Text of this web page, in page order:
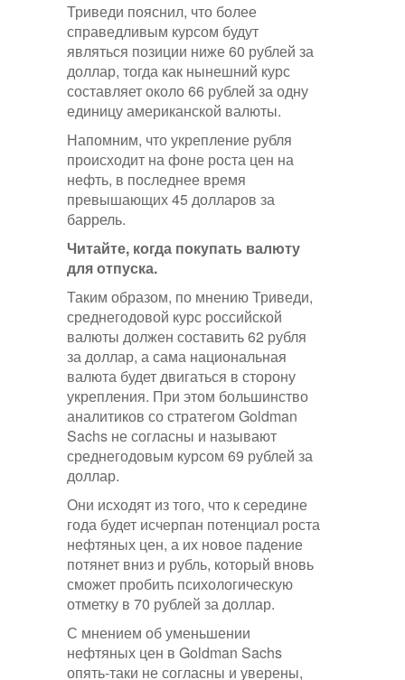
Триведи пояснил, что более
справедливым курсом будут
являться позиции ниже 60 рублей за
доллар, тогда как нынешний курс
составляет около 66 рублей за одну
единицу американской валюты.
Напомним, что укрепление рубля
происходит на фоне роста цен на
нефть, в последнее время
превышающих 45 долларов за
баррель.
Читайте, когда покупать валюту
для отпуска.
Таким образом, по мнению Триведи,
среднегодовой курс российской
валюты должен составить 62 рубля
за доллар, а сама национальная
валюта будет двигаться в сторону
укрепления. При этом большинство
аналитиков со стратегом Goldman
Sachs не согласны и называют
среднегодовым курсом 69 рублей за
доллар.
Они исходят из того, что к середине
года будет исчерпан потенциал роста
нефтяных цен, а их новое падение
потянет вниз и рубль, который вновь
сможет пробить психологическую
отметку в 70 рублей за доллар.
С мнением об уменьшении
нефтяных цен в Goldman Sachs
опять-таки не согласны и уверены,